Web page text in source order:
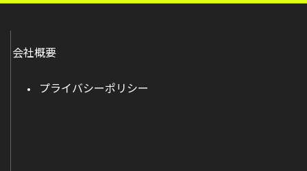
会社概要
プライバシーポリシー